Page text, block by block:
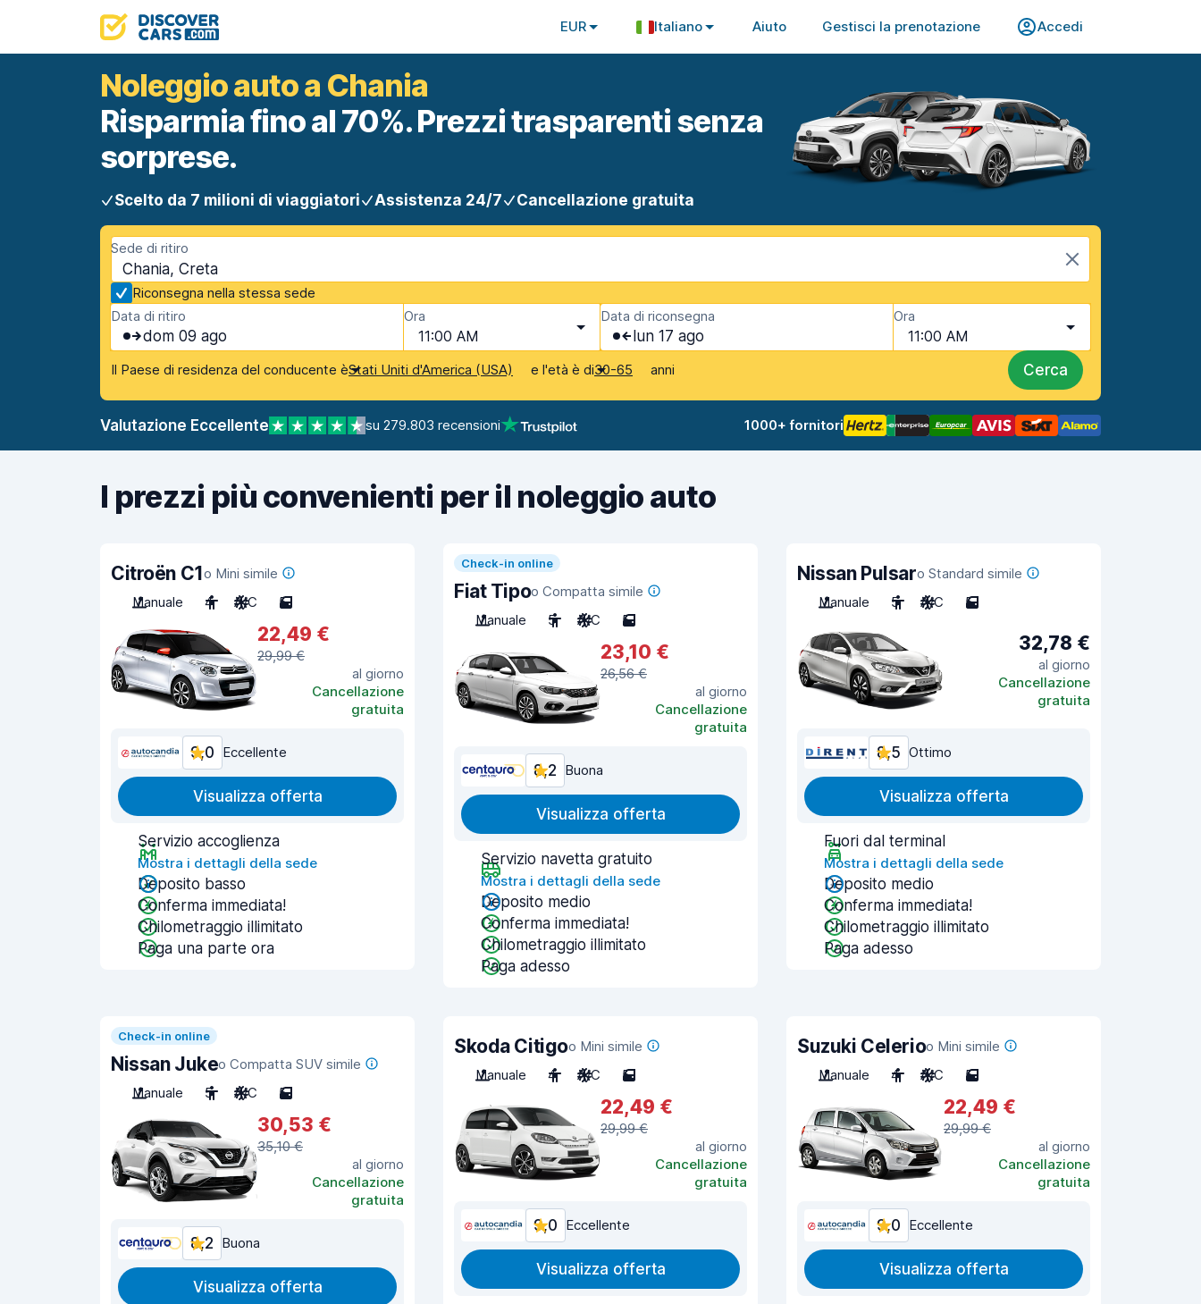
EUR Italiano Aiuto Gestisci la prenotazione Accedi
Noleggio auto a Chania
Risparmia fino al 70%. Prezzi trasparenti senza
sorprese.
Scelto da 7 milioni di viaggiatori Assistenza 24/7 Cancellazione gratuita
Sede di ritiro
Chania, Creta
Riconsegna nella stessa sede
Data di ritiro
dom 09 ago
Ora
11:00 AM
Data di riconsegna
lun 17 ago
Ora
11:00 AM
Il Paese di residenza del conducente èStati Uniti d'America (USA) e l'età è di30-65 anni Cerca
Valutazione Eccellente su 279.803 recensioni 1000+ fornitori
I prezzi più convenienti per il noleggio auto
Citroën C1o Mini simile
Manuale
4 A/C 5
22,49 €
29,99 €
al giorno
Cancellazione
gratuita
9,0 Eccellente
Visualizza offerta
Servizio accoglienza
Mostra i dettagli della sede
Deposito basso
Conferma immediata!
Chilometraggio illimitato
Paga una parte ora
Check-in online
Fiat Tipoo Compatta simile
Manuale
5 A/C 5
23,10 €
26,56 €
al giorno
Cancellazione
gratuita
8,2 Buona
Visualizza offerta
Servizio navetta gratuito
Mostra i dettagli della sede
Deposito medio
Conferma immediata!
Chilometraggio illimitato
Paga adesso
Nissan Pulsaro Standard simile
Manuale
5 A/C 5
32,78 €
al giorno
Cancellazione
gratuita
8,5 Ottimo
Visualizza offerta
Fuori dal terminal
Mostra i dettagli della sede
Deposito medio
Conferma immediata!
Chilometraggio illimitato
Paga adesso
Check-in online
Nissan Jukeo Compatta SUV simile
Manuale
5 A/C 5
30,53 €
35,10 €
al giorno
Cancellazione
gratuita
8,2 Buona
Visualizza offerta
Skoda Citigoo Mini simile
Manuale
4 A/C 5
22,49 €
29,99 €
al giorno
Cancellazione
gratuita
9,0 Eccellente
Visualizza offerta
Suzuki Celerioo Mini simile
Manuale
4 A/C 5
22,49 €
29,99 €
al giorno
Cancellazione
gratuita
9,0 Eccellente
Visualizza offerta